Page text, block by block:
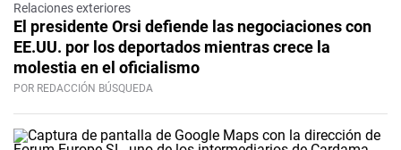
Relaciones exteriores
El presidente Orsi defiende las negociaciones con
EE.UU. por los deportados mientras crece la
molestia en el oficialismo
POR REDACCIÓN BÚSQUEDA